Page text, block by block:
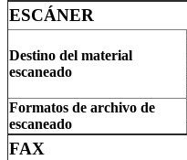
ESCÁNER
Destino del material
escaneado
Formatos de archivo de
escaneado
FAX